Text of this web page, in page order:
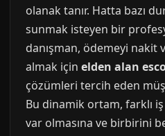
olanak tanır. Hatta bazı
sunmak isteyen bir
danışman, ödemeyi nakit
almak için elden alan
çözümleri tercih eden
Bu dinamik ortam, farklı
var olmasına ve birbirini